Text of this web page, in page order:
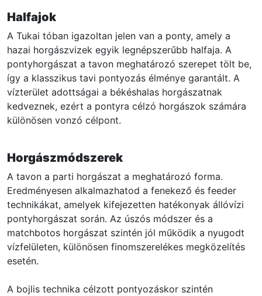
Halfajok
A Tukai tóban igazoltan jelen van a ponty, amely a
hazai horgászvizek egyik legnépszerűbb halfaja. A
pontyhorgászat a tavon meghatározó szerepet tölt be,
így a klasszikus tavi pontyozás élménye garantált. A
vízterület adottságai a békéshalas horgászatnak
kedveznek, ezért a pontyra célzó horgászok számára
különösen vonzó célpont.
Horgászmódszerek
A tavon a parti horgászat a meghatározó forma.
Eredményesen alkalmazhatod a fenekező és feeder
technikákat, amelyek kifejezetten hatékonyak állóvízi
pontyhorgászat során. Az úszós módszer és a
matchbotos horgászat szintén jól működik a nyugodt
vízfelületen, különösen finomszerelékes megközelítés
esetén.
A bojlis technika célzott pontyozáskor szintén